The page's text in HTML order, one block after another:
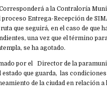
a la Contraloría
Entrega-Recepción de
que seguirá, en el caso de
una vez que el término
se ha agotado.
por el Director de la
estado que guarda, las
de la ciudad en relación